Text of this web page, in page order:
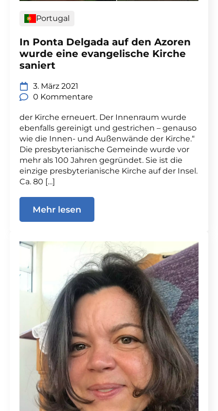
Portugal
In Ponta Delgada auf den Azoren
wurde eine evangelische Kirche
saniert
3. März 2021
0 Kommentare
der Kirche erneuert. Der Innenraum wurde
ebenfalls gereinigt und gestrichen – genauso
wie die Innen- und Außenwände der Kirche.“
Die presbyterianische Gemeinde wurde vor
mehr als 100 Jahren gegründet. Sie ist die
einzige presbyterianische Kirche auf der Insel.
Ca. 80 […]
Mehr lesen